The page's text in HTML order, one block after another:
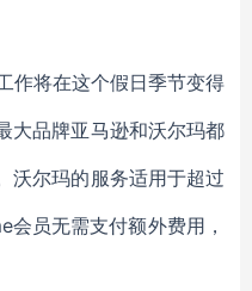
作将在这个假日季节变得
大品牌亚马逊和沃尔玛都
沃尔玛的服务适用于超过
员无需支付额外费用，